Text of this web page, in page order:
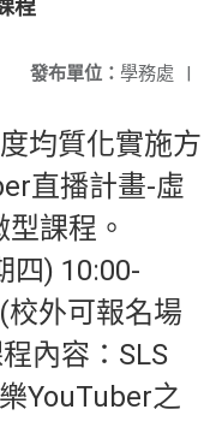
程
發布單位： 學務處 |
均質化實施方
直播計畫-虛
課程。
四) 10:00-
校外可報名場
內容：SLS
YouTuber之